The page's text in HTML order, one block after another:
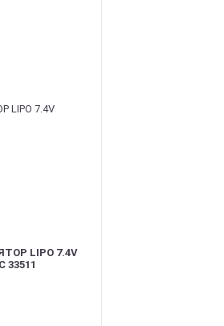
LIPO 7.4V
33511